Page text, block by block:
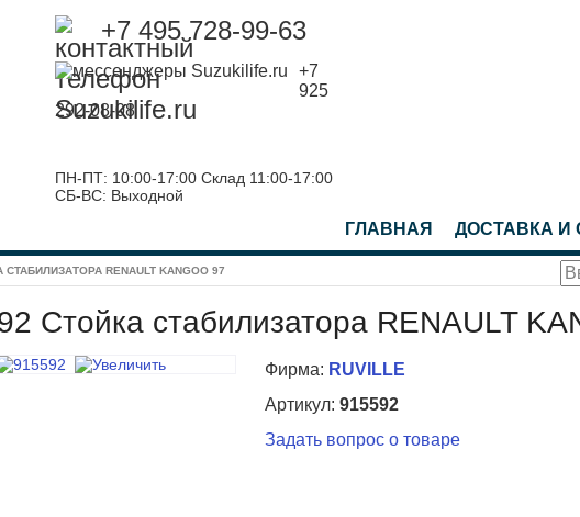
+7 495 728-99-63
+7
925
292-08-08
ПН-ПТ: 10:00-17:00 Склад 11:00-17:00
СБ-ВС: Выходной
ГЛАВНАЯ ДОСТАВКА И
RENAULT KANGOO 97
Стойка стабилизатора RENAULT
Фирма: RUVILLE
Артикул: 915592
Задать вопрос о товаре